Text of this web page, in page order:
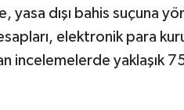
yasa dışı bahis suçuna
elektronik para
incelemelerde yaklaşık